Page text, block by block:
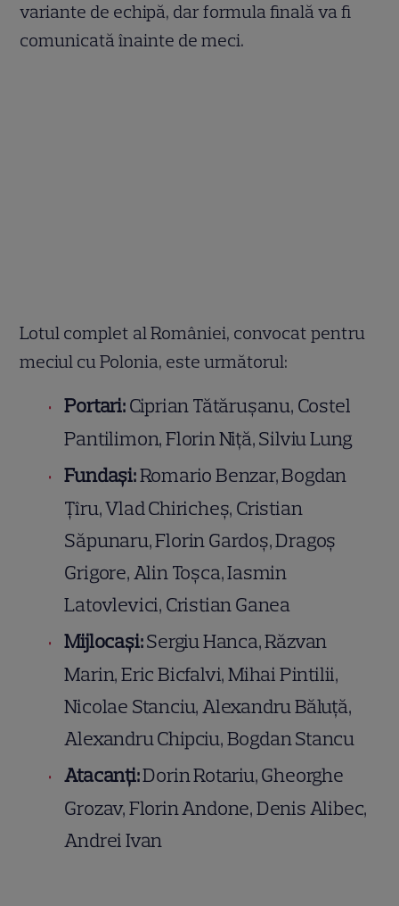
variante de echipă, dar formula finală va fi
comunicată înainte de meci.
Lotul complet al României, convocat pentru
meciul cu Polonia, este următorul:
Portari:Ciprian Tătăruşanu, Costel
Pantilimon, Florin Niţă, Silviu Lung
Fundaşi:Romario Benzar, Bogdan
Ţîru, Vlad Chiricheş, Cristian
Săpunaru, Florin Gardoş, Dragoş
Grigore, Alin Toşca, Iasmin
Latovlevici, Cristian Ganea
Mijlocaşi:Sergiu Hanca, Răzvan
Marin, Eric Bicfalvi, Mihai Pintilii,
Nicolae Stanciu, Alexandru Băluţă,
Alexandru Chipciu, Bogdan Stancu
Atacanţi:Dorin Rotariu, Gheorghe
Grozav, Florin Andone, Denis Alibec,
Andrei Ivan